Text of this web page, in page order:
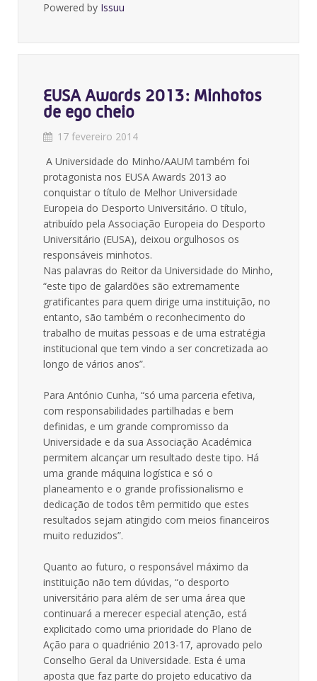
Powered by Issuu
EUSA Awards 2013: Minhotos
de ego cheio
17 fevereiro 2014
A Universidade do Minho/AAUM também foi
protagonista nos EUSA Awards 2013 ao
conquistar o título de Melhor Universidade
Europeia do Desporto Universitário. O título,
atribuído pela Associação Europeia do Desporto
Universitário (EUSA), deixou orgulhosos os
responsáveis minhotos.
Nas palavras do Reitor da Universidade do Minho,
“este tipo de galardões são extremamente
gratificantes para quem dirige uma instituição, no
entanto, são também o reconhecimento do
trabalho de muitas pessoas e de uma estratégia
institucional que tem vindo a ser concretizada ao
longo de vários anos”.
Para António Cunha, “só uma parceria efetiva,
com responsabilidades partilhadas e bem
definidas, e um grande compromisso da
Universidade e da sua Associação Académica
permitem alcançar um resultado deste tipo. Há
uma grande máquina logística e só o
planeamento e o grande profissionalismo e
dedicação de todos têm permitido que estes
resultados sejam atingido com meios financeiros
muito reduzidos”.
Quanto ao futuro, o responsável máximo da
instituição não tem dúvidas, “o desporto
universitário para além de ser uma área que
continuará a merecer especial atenção, está
explicitado como uma prioridade do Plano de
Ação para o quadriénio 2013-17, aprovado pelo
Conselho Geral da Universidade. Esta é uma
aposta que faz parte do projeto educativo da